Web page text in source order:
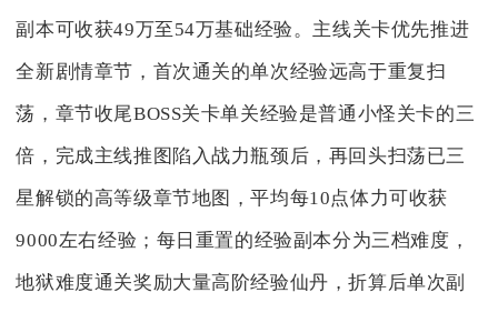
副本可收获49万至54万基础经验。主线关卡优先推进
全新剧情章节，首次通关的单次经验远高于重复扫
荡，章节收尾BOSS关卡单关经验是普通小怪关卡的三
倍，完成主线推图陷入战力瓶颈后，再回头扫荡已三
星解锁的高等级章节地图，平均每10点体力可收获
9000左右经验；每日重置的经验副本分为三档难度，
地狱难度通关奖励大量高阶经验仙丹，折算后单次副